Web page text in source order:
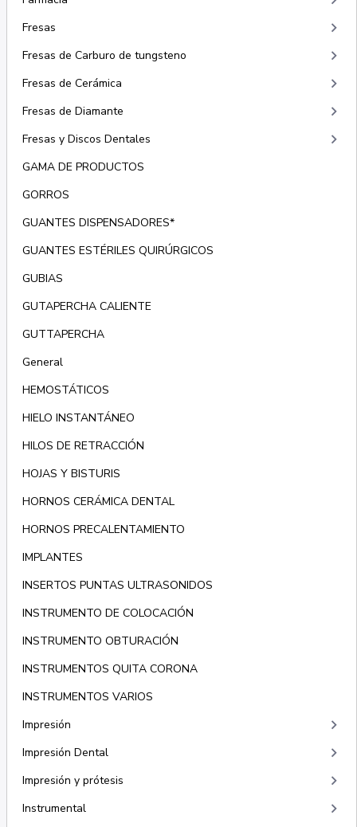
Fresas keyboard_arrow_right
Fresas de Carburo de tungsteno keyboard_arrow_right
Fresas de Cerámica keyboard_arrow_right
Fresas de Diamante keyboard_arrow_right
Fresas y Discos Dentales keyboard_arrow_right
GAMA DE PRODUCTOS
GORROS
GUANTES DISPENSADORES*
GUANTES ESTÉRILES QUIRÚRGICOS
GUBIAS
GUTAPERCHA CALIENTE
GUTTAPERCHA
General
HEMOSTÁTICOS
HIELO INSTANTÁNEO
HILOS DE RETRACCIÓN
HOJAS Y BISTURIS
HORNOS CERÁMICA DENTAL
HORNOS PRECALENTAMIENTO
IMPLANTES
INSERTOS PUNTAS ULTRASONIDOS
INSTRUMENTO DE COLOCACIÓN
INSTRUMENTO OBTURACIÓN
INSTRUMENTOS QUITA CORONA
INSTRUMENTOS VARIOS
Impresión
keyboard_arrow_right
Impresión Dental keyboard_arrow_right
Impresión y prótesis keyboard_arrow_right
Instrumental keyboard_arrow_right